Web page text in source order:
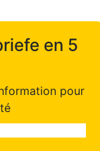
en 5
pour